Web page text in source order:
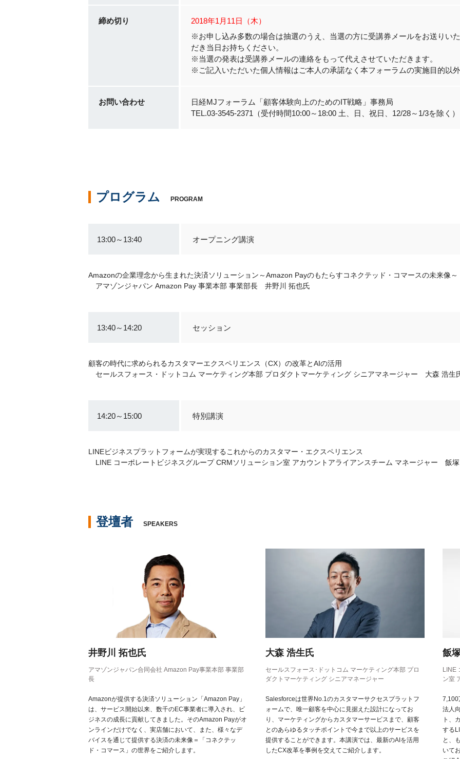
締め切り
2018年1月11日（木）
※お申し込み多数の場合は抽選のうえ、当選の方に受講券メールをお送りい
だき当日お持ちください。
※当選の発表は受講券メールの連絡をもって代えさせていただきます。
※ご記入いただいた個人情報はご本人の承諾なく本フォーラムの実施目的以外
お問い合わせ
日経MJフォーラム「顧客体験向上のためのIT戦略」事務局
TEL.03-3545-2371（受付時間10:00～18:00 土、日、祝日、12/28～1/3を除く）
プログラム PROGRAM
13:00～13:40 オープニング講演
Amazonの企業理念から生まれた決済ソリューション～Amazon Payのもたらすコネクテッド・コマースの未来像～
アマゾンジャパン Amazon Pay 事業本部 事業部長 井野川 拓也氏
13:40～14:20 セッション
顧客の時代に求められるカスタマーエクスペリエンス（CX）の改革とAIの活用
セールスフォース・ドットコム マーケティング本部 プロダクトマーケティング シニアマネージャー 大森 浩生
14:20～15:00 特別講演
LINEビジネスプラットフォームが実現するこれからのカスタマー・エクスペリエンス
LINE コーポレートビジネスグループ CRMソリューション室 アカウントアライアンスチーム マネージャー 飯
登壇者 SPEAKERS
井野川 拓也氏
アマゾンジャパン合同会社 Amazon Pay事業本部 事業部
長
Amazonが提供する決済ソリューション「Amazon Pay」
は、サービス開始以来、数千のEC事業者に導入され、ビ
ジネスの成長に貢献してきました。そのAmazon Payがオ
ンラインだけでなく、実店舗において、また、様々なデ
バイスを通じて提供する決済の未来像＝「コネクテッ
ド・コマース」の世界をご紹介します。
大森 浩生氏
セールスフォース･ドットコム マーケティング本部 プロ
ダクトマーケティング シニアマネージャー
Salesforceは世界No.1のカスタマーサクセスプラットフ
ォームで、唯一顧客を中心に見据えた設計になってお
り、マーケティングからカスタマーサービスまで、顧客
とのあらゆるタッチポイントで今まで以上のサービスを
提供することができます。本講演では、最新のAIを活用
したCX改革を事例を交えてご紹介します。
飯
LINE
ン室
7,100
法人
ト、
する
と、
いて